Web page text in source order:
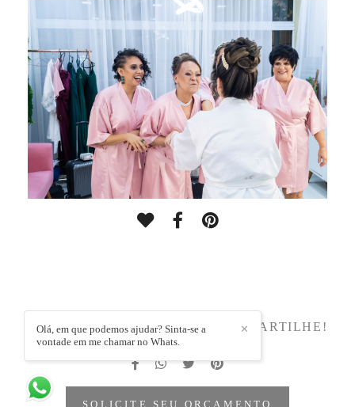
DEIXE SEU COMENTÁRIO, COMPARTILHE!
SOLICITE SEU ORÇAMENTO
✕
Olá, em que podemos ajudar? Sinta-se a
vontade em me chamar no Whats.